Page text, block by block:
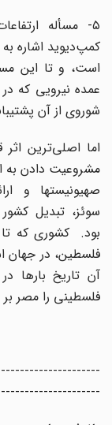
۵- مسأله
کمپ‌دیوید اشاره به
است، و تا این
عمده نیرویی که در
شوروی از آن
اما اصلی‌ترین اثر
مشروعیت دادن به
صهیونیستها و
سوئز، تبدیل
بود. کشوری که تا
فلسطین، در جهان
آن تاریخ بارها در
فلسطینی را مصر بر